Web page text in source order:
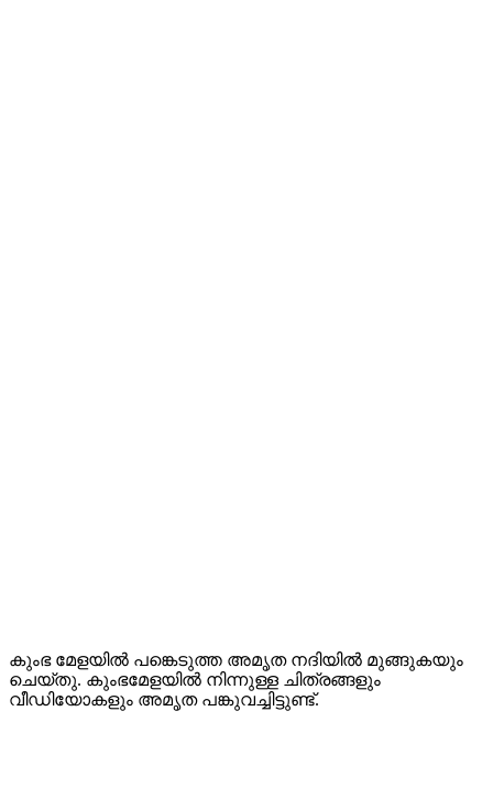
കുംഭ മേളയില്‍ പങ്കെടുത്ത അമൃത നദിയില്‍ മുങ്ങുകയും
ചെയ്തു. കുംഭമേളയില്‍ നിന്നുള്ള ചിത്രങ്ങളും
വീഡിയോകളും അമൃത പങ്കുവച്ചിട്ടുണ്ട്.